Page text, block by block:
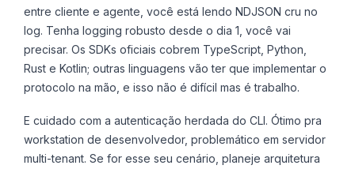
entre cliente e agente, você está lendo NDJSON cru no
log. Tenha logging robusto desde o dia 1, você vai
precisar. Os SDKs oficiais cobrem TypeScript, Python,
Rust e Kotlin; outras linguagens vão ter que implementar o
protocolo na mão, e isso não é difícil mas é trabalho.
E cuidado com a autenticação herdada do CLI. Ótimo pra
workstation de desenvolvedor, problemático em servidor
multi-tenant. Se for esse seu cenário, planeje arquitetura